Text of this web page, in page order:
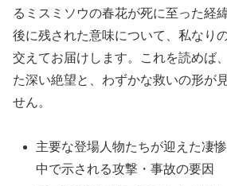
るミスミソウの春花が死に至った経
後に残された意味について、私なり
交えてお届けします。これを読めば
た深い絶望と、わずかな救いの形が
せん。
主要な登場人物たちが迎えた凄
中で示される攻撃・事故の要因